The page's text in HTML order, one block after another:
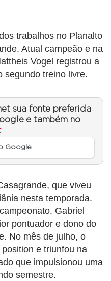
trabalhos no Planalto
Atual campeão e na
Vogel registrou a
segundo treino livre.
sua fonte preferida
e também no
.
Google
que viveu
nesta temporada.
Gabriel
pontuador e dono do
No mês de julho, o
e triunfou na
que impulsionou uma
semestre.